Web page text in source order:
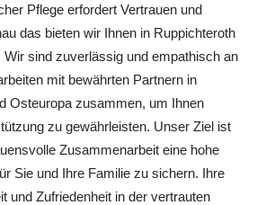
Pflege erfordert Vertrauen und
das bieten wir Ihnen in Ruppichteroth
Wir sind zuverlässig und empathisch an
mit bewährten Partnern in
Osteuropa zusammen, um Ihnen
zu gewährleisten. Unser Ziel ist
Zusammenarbeit eine hohe
Sie und Ihre Familie zu sichern. Ihre
und Zufriedenheit in der vertrauten